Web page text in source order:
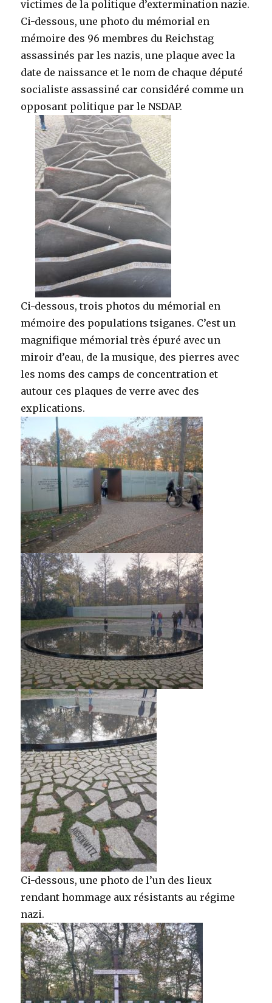
victimes de la politique d’extermination nazie.
Ci-dessous, une photo du mémorial en
mémoire des 96 membres du Reichstag
assassinés par les nazis, une plaque avec la
date de naissance et le nom de chaque député
socialiste assassiné car considéré comme un
opposant politique par le NSDAP.
Ci-dessous, trois photos du mémorial en
mémoire des populations tsiganes. C’est un
magnifique mémorial très épuré avec un
miroir d’eau, de la musique, des pierres avec
les noms des camps de concentration et
autour ces plaques de verre avec des
explications.
Ci-dessous, une photo de l’un des lieux
rendant hommage aux résistants au régime
nazi.